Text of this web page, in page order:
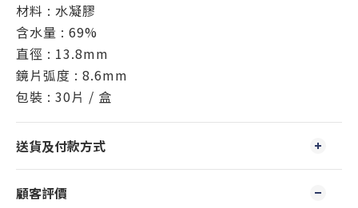
材料 : 水凝膠
含水量 : 69%
直徑 : 13.8mm
鏡片弧度 : 8.6mm
包裝 : 30片 / 盒
送貨及付款方式
顧客評價